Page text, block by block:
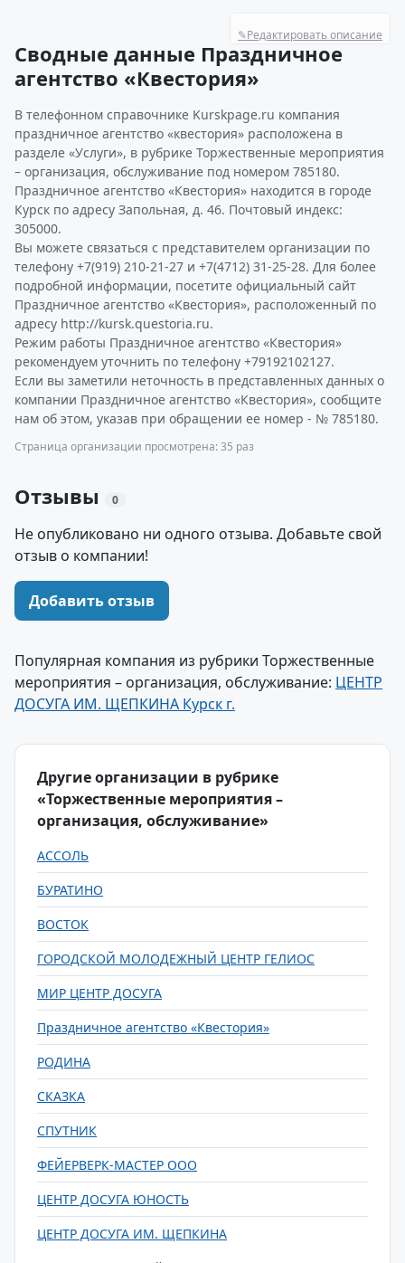
✎Редактировать описание
Сводные данные Праздничное
агентство «Квестория»
В телефонном справочнике Kurskpage.ru компания
праздничное агентство «квестория» расположена в
разделе «Услуги», в рубрике Торжественные мероприятия
– организация, обслуживание под номером 785180.
Праздничное агентство «Квестория» находится в городе
Курск по адресу Запольная, д. 46. Почтовый индекс:
305000.
Вы можете связаться с представителем организации по
телефону +7(919) 210-21-27 и +7(4712) 31-25-28. Для более
подробной информации, посетите официальный сайт
Праздничное агентство «Квестория», расположенный по
адресу http://kursk.questoria.ru.
Режим работы Праздничное агентство «Квестория»
рекомендуем уточнить по телефону +79192102127.
Если вы заметили неточность в представленных данных о
компании Праздничное агентство «Квестория», сообщите
нам об этом, указав при обращении ее номер - № 785180.
Страница организации просмотрена: 35 раз
Отзывы 0
Не опубликовано ни одного отзыва. Добавьте свой
отзыв о компании!
Добавить отзыв
Популярная компания из рубрики Торжественные
мероприятия – организация, обслуживание: ЦЕНТР
ДОСУГА ИМ. ЩЕПКИНА Курск г.
Другие организации в рубрике
«Торжественные мероприятия –
организация, обслуживание»
АССОЛЬ
БУРАТИНО
ВОСТОК
ГОРОДСКОЙ МОЛОДЕЖНЫЙ ЦЕНТР ГЕЛИОС
МИР ЦЕНТР ДОСУГА
Праздничное агентство «Квестория»
РОДИНА
СКАЗКА
СПУТНИК
ФЕЙЕРВЕРК-МАСТЕР ООО
ЦЕНТР ДОСУГА ЮНОСТЬ
ЦЕНТР ДОСУГА ИМ. ЩЕПКИНА